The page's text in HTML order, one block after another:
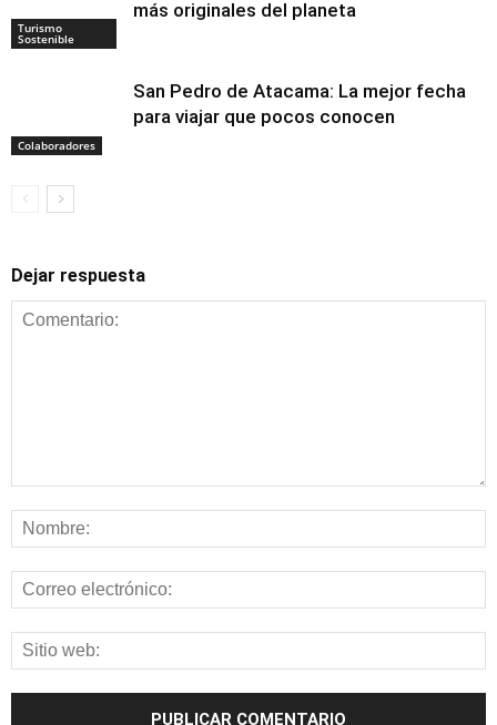
Turismo
Sostenible
más originales del planeta
Colaboradores
San Pedro de Atacama: La mejor fecha
para viajar que pocos conocen
Dejar respuesta